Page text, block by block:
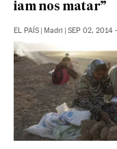
iam nos matar”
EL PAÍS | Madri | SEP 02, 2014